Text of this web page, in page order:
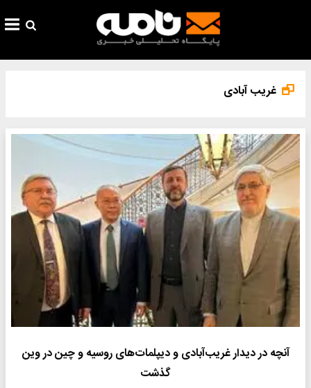
غریب آبادی
آنچه در دیدار غریب‌آبادی و دیپلمات‌های روسیه و چین در وین
گذشت